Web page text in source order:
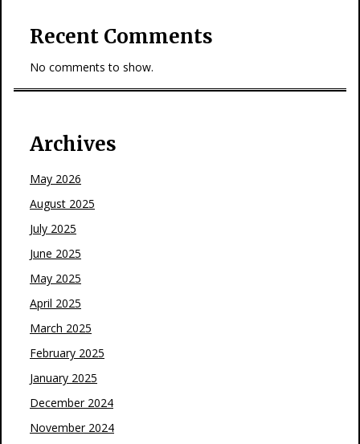
Recent Comments
No comments to show.
Archives
May 2026
August 2025
July 2025
June 2025
May 2025
April 2025
March 2025
February 2025
January 2025
December 2024
November 2024